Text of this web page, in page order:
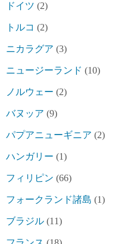
ドイツ (2)
トルコ (2)
ニカラグア (3)
ニュージーランド (10)
ノルウェー (2)
バヌッア (9)
パプアニューギニア (2)
ハンガリー (1)
フィリピン (66)
フォークランド諸島 (1)
ブラジル (11)